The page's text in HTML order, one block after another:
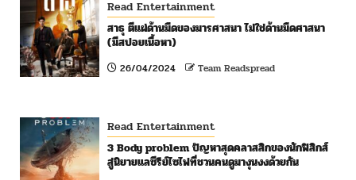
Read Entertainment
สาธุ ตีแผ่ด้านมืดของมารศาสนา ไม่ใช่ด้านมืดศาสนา
(มีสปอยเนื้อหา)
26/04/2024 Team Readspread
Read Entertainment
3 Body problem ปัญหาสุดคลาสสิกของนักฟิสิกส์
สู่นิยายแลซีรีย์ไซไฟที่ชวนคนดูมางุนงงด้วยกัน